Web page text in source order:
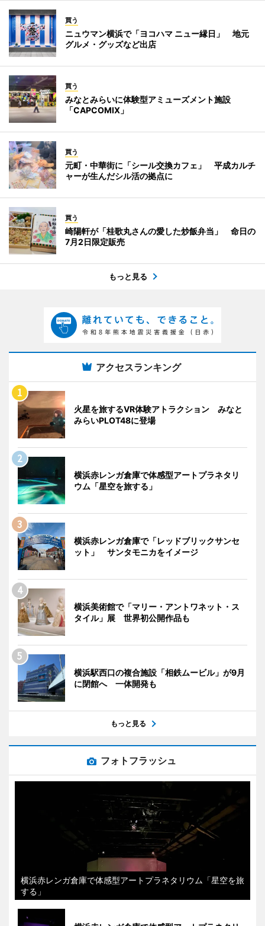
買う
ニュウマン横浜で「ヨコハマ ニュー縁日」 地元
グルメ・グッズなど出店
買う
みなとみらいに体験型アミューズメント施設
「CAPCOMIX」
買う
元町・中華街に「シール交換カフェ」 平成カルチ
ャーが生んだシル活の拠点に
買う
崎陽軒が「桂歌丸さんの愛した炒飯弁当」 命日の
7月2日限定販売
もっと見る
アクセスランキング
火星を旅するVR体験アトラクション みなと
みらいPLOT48に登場
横浜赤レンガ倉庫で体感型アートプラネタリ
ウム「星空を旅する」
横浜赤レンガ倉庫で「レッドブリックサンセ
ット」 サンタモニカをイメージ
横浜美術館で「マリー・アントワネット・ス
タイル」展 世界初公開作品も
横浜駅西口の複合施設「相鉄ムービル」が9月
に閉館へ 一体開発も
もっと見る
フォトフラッシュ
横浜赤レンガ倉庫で体感型アートプラネタリウム「星空を旅
する」